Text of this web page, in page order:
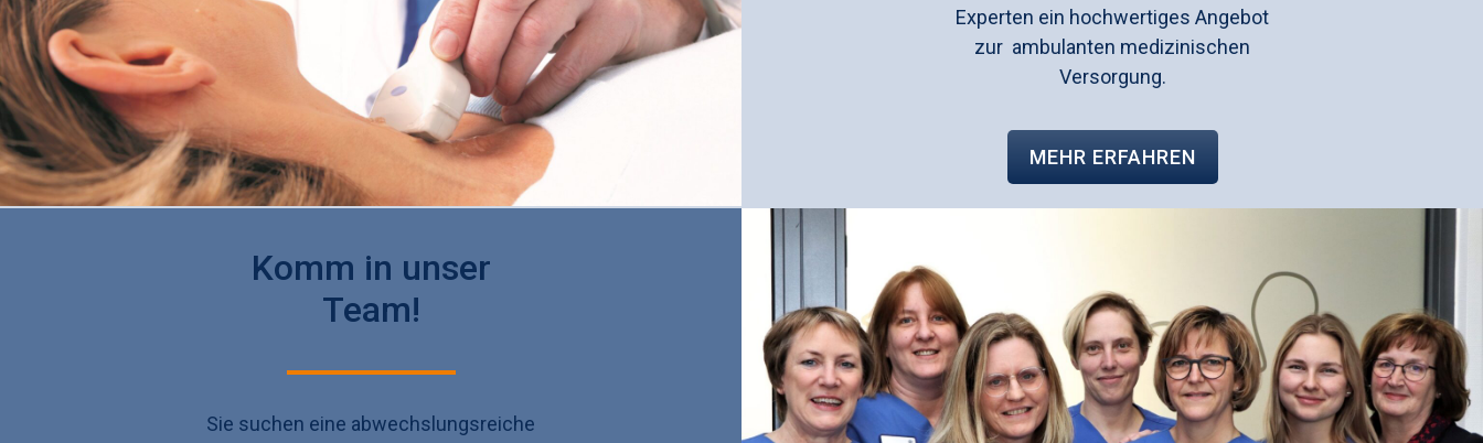
Experten ein hochwertiges Angebot
zur ambulanten medizinischen
Versorgung.
MEHR ERFAHREN
Komm in unser
Team!
Sie suchen eine abwechslungsreiche